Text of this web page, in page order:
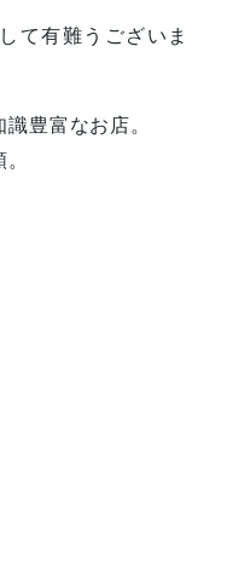
て有難うございま
豊富なお店。